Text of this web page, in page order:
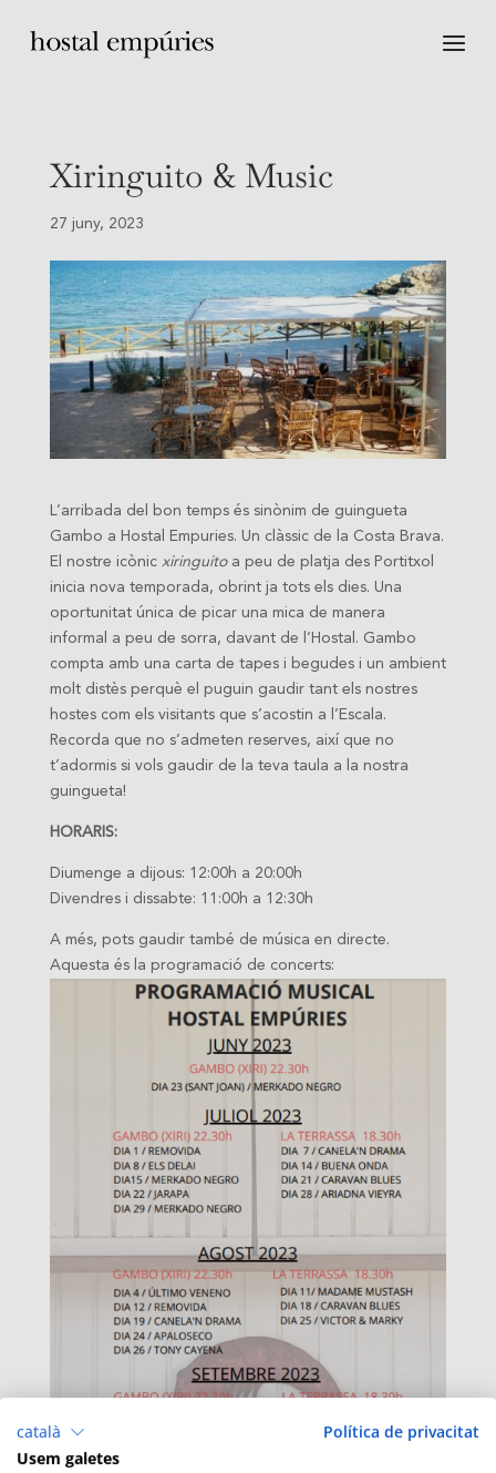
Xiringuito & Music
27 juny, 2023
L’arribada del bon temps és sinònim de guingueta
Gambo a Hostal Empuries. Un clàssic de la Costa Brava.
El nostre icònic xiringuitoa peu de platja des Portitxol
inicia nova temporada, obrint ja tots els dies. Una
oportunitat única de picar una mica de manera
informal a peu de sorra, davant de l’Hostal. Gambo
compta amb una carta de tapes i begudes i un ambient
molt distès perquè el puguin gaudir tant els nostres
hostes com els visitants que s’acostin a l’Escala.
Recorda que no s’admeten reserves, així que no
t’adormis si vols gaudir de la teva taula a la nostra
guingueta!
HORARIS:
Diumenge a dijous: 12:00h a 20:00h
Divendres i dissabte: 11:00h a 12:30h
A més, pots gaudir també de música en directe.
Aquesta és la programació de concerts:
català
Política de privacitat
Usem galetes